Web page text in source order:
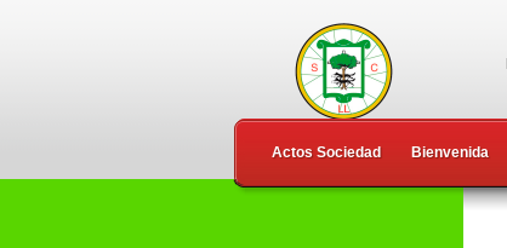
Actos Sociedad Bienvenida